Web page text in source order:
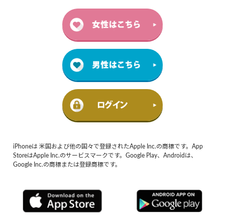
iPhoneは 米国および他の国々で登録されたApple Inc.の商標です。App
StoreはApple Inc.のサービスマークです。Google Play、Androidは、
Google Inc.の商標または登録商標です。